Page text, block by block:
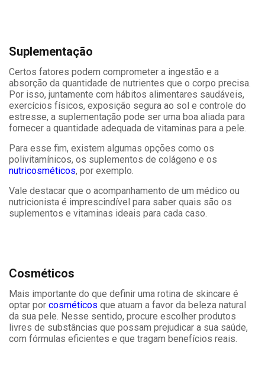
Suplementação
Certos fatores podem comprometer a ingestão e a
absorção da quantidade de nutrientes que o corpo precisa.
Por isso, juntamente com hábitos alimentares saudáveis,
exercícios físicos, exposição segura ao sol e controle do
estresse, a suplementação pode ser uma boa aliada para
fornecer a quantidade adequada de vitaminas para a pele.
Para esse fim, existem algumas opções como os
polivitamínicos, os suplementos de colágeno e os
nutricosméticos, por exemplo.
Vale destacar que o acompanhamento de um médico ou
nutricionista é imprescindível para saber quais são os
suplementos e vitaminas ideais para cada caso.
Cosméticos
Mais importante do que definir uma rotina de skincare é
optar por cosméticos que atuam a favor da beleza natural
da sua pele. Nesse sentido, procure escolher produtos
livres de substâncias que possam prejudicar a sua saúde,
com fórmulas eficientes e que tragam benefícios reais.